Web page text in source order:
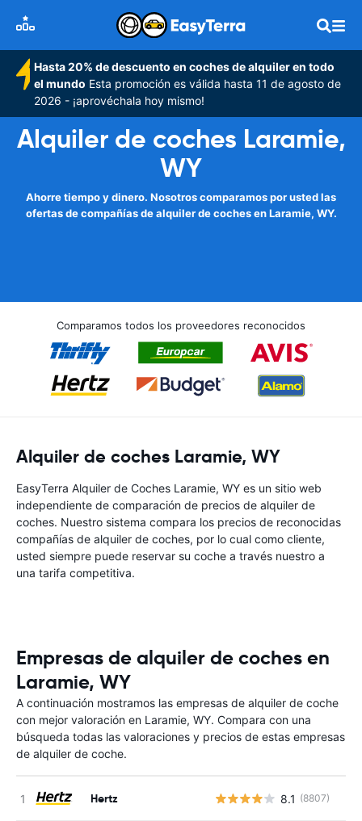
Hasta 20% de descuento en coches de alquiler en todo
el mundo Esta promoción es válida hasta 11 de agosto de
2026 - ¡aprovéchala hoy mismo!
Alquiler de coches Laramie,
WY
Ahorre tiempo y dinero. Nosotros comparamos por usted las
ofertas de compañías de alquiler de coches en Laramie, WY.
Comparamos todos los proveedores reconocidos
Alquiler de coches Laramie, WY
EasyTerra Alquiler de Coches Laramie, WY es un sitio web
independiente de comparación de precios de alquiler de
coches. Nuestro sistema compara los precios de reconocidas
compañías de alquiler de coches, por lo cual como cliente,
usted siempre puede reservar su coche a través nuestro a
una tarifa competitiva.
Empresas de alquiler de coches en
Laramie, WY
A continuación mostramos las empresas de alquiler de coche
con mejor valoración en Laramie, WY. Compara con una
búsqueda todas las valoraciones y precios de estas empresas
de alquiler de coche.
Hertz 8.1 (8807)